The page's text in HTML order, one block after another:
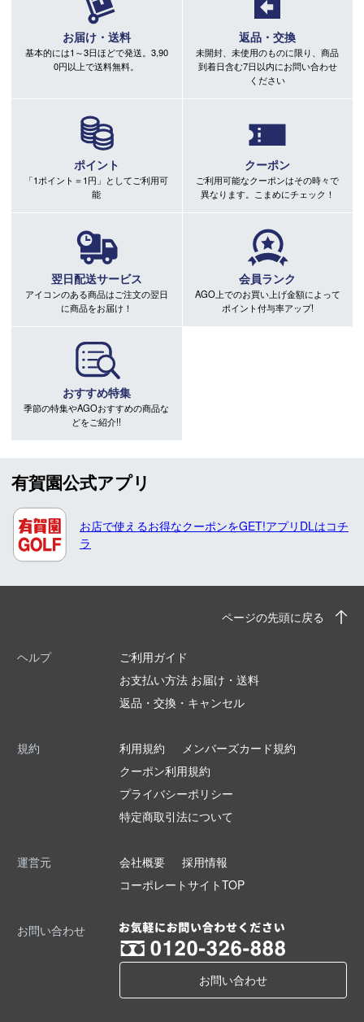
お届け・送料
基本的には1～3日ほどで発送。3,90
0円以上で送料無料。
返品・交換
未開封、未使用のものに限り、商品
到着日含む7日以内にお問い合わせ
ください
ポイント
「1ポイント＝1円」としてご利用可
能
クーポン
ご利用可能なクーポンはその時々で
異なります。こまめにチェック！
翌日配送サービス
アイコンのある商品はご注文の翌日
に商品をお届け！
会員ランク
AGO上でのお買い上げ金額によって
ポイント付与率アップ!
おすすめ特集
季節の特集やAGOおすすめの商品な
どをご紹介!!
有賀園公式アプリ
お店で使えるお得なクーポンをGET!アプリDLはコチ
ラ
ページの先頭に戻る
ヘルプ
ご利用ガイド
お支払い方法 お届け・送料
返品・交換・キャンセル
規約 利用規約
メンバーズカード規約
クーポン利用規約
プライバシーポリシー
特定商取引法について
運営元 会社概要
採用情報
コーポレートサイトTOP
お問い合わせ
お問い合わせ